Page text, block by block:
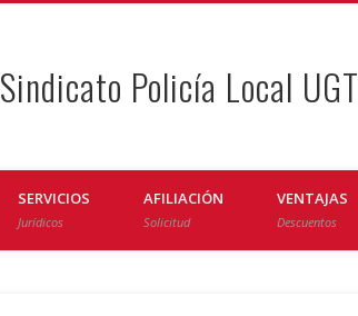
Sindicato Policía Local UGT
SERVICIOS
Jurídicos
AFILIACIÓN
Solicitud
VENTAJAS
Descuentos